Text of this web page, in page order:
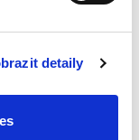
detaily